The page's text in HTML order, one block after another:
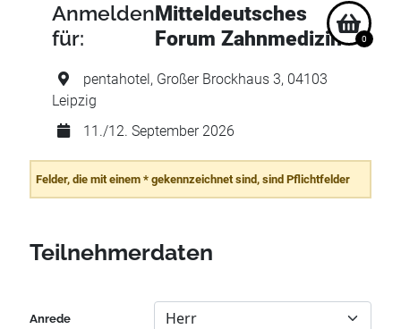
Anmelden
für:
Mitteldeutsches
Forum Zahnmedizin
pentahotel, Großer Brockhaus 3, 04103
Leipzig
11./12. September 2026
0
Felder, die mit einem * gekennzeichnet sind, sind Pflichtfelder
Teilnehmerdaten
Anrede